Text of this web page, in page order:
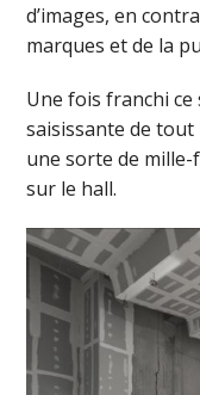
d’images, en
marques et de la
Une fois franchi ce
saisissante de
une sorte de
sur le hall.